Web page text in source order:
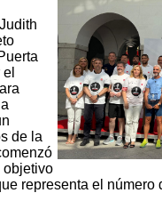
de la
objetivo
representa el